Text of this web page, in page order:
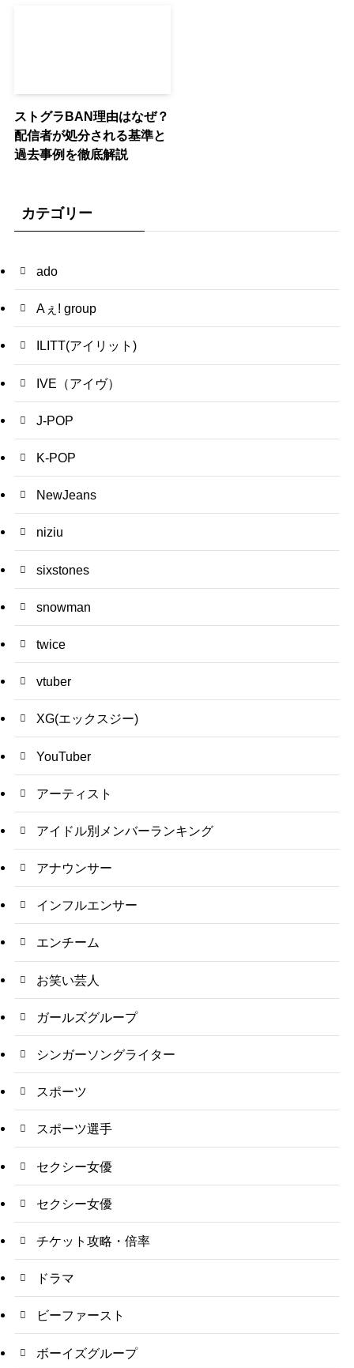
ストグラBAN理由はなぜ？
配信者が処分される基準と
過去事例を徹底解説
カテゴリー
ado
Aぇ! group
ILITT(アイリット)
IVE（アイヴ）
J-POP
K-POP
NewJeans
niziu
sixstones
snowman
twice
vtuber
XG(エックスジー)
YouTuber
アーティスト
アイドル別メンバーランキング
アナウンサー
インフルエンサー
エンチーム
お笑い芸人
ガールズグループ
シンガーソングライター
スポーツ
スポーツ選手
セクシー女優
セクシー女優
チケット攻略・倍率
ドラマ
ビーファースト
ボーイズグループ